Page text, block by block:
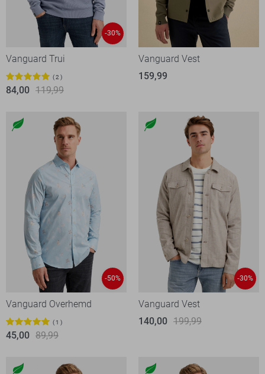
-30%
Vanguard Trui
2
84,00 119,99
Vanguard Vest
159,99
-50%
Vanguard Overhemd
1
45,00 89,99
-30%
Vanguard Vest
140,00 199,99